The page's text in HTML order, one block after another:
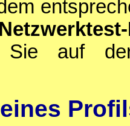
Sie auf